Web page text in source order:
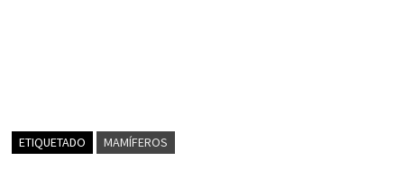
ETIQUETADO MAMÍFEROS